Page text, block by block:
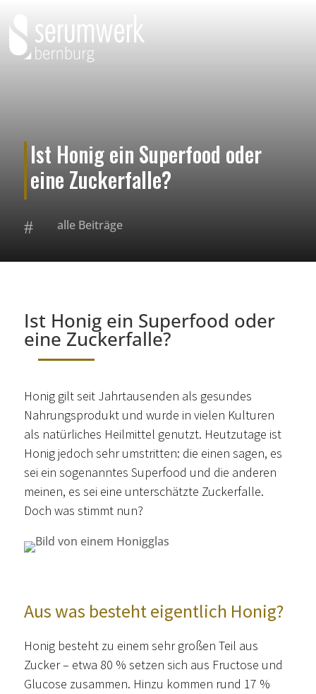
Ist Honig ein Superfood oder
eine Zuckerfalle?
# alle Beiträge
Ist Honig ein Superfood oder
eine Zuckerfalle?
Honig gilt seit Jahrtausenden als gesundes
Nahrungsprodukt und wurde in vielen Kulturen
als natürliches Heilmittel genutzt. Heutzutage ist
Honig jedoch sehr umstritten: die einen sagen, es
sei ein sogenanntes Superfood und die anderen
meinen, es sei eine unterschätzte Zuckerfalle.
Doch was stimmt nun?
Aus was besteht eigentlich Honig?
Honig besteht zu einem sehr großen Teil aus
Zucker – etwa 80 % setzen sich aus Fructose und
Glucose zusammen. Hinzu kommen rund 17 %